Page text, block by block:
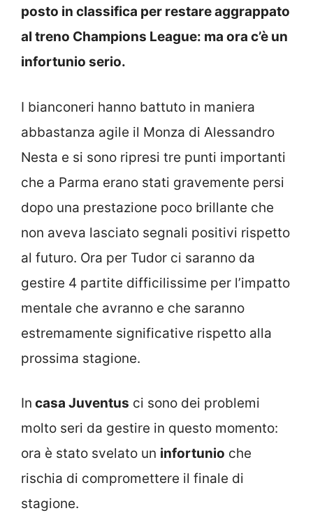
posto in classifica per restare aggrappato
al treno Champions League: ma ora c’è un
infortunio serio.
I bianconeri hanno battuto in maniera
abbastanza agile il Monza di Alessandro
Nesta e si sono ripresi tre punti importanti
che a Parma erano stati gravemente persi
dopo una prestazione poco brillante che
non aveva lasciato segnali positivi rispetto
al futuro. Ora per Tudor ci saranno da
gestire 4 partite difficilissime per l’impatto
mentale che avranno e che saranno
estremamente significative rispetto alla
prossima stagione.
In casa Juventus ci sono dei problemi
molto seri da gestire in questo momento:
ora è stato svelato un infortunio che
rischia di compromettere il finale di
stagione.